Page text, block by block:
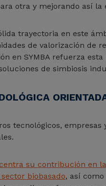
otra y mejorando así
trayectoria en este
de valorización de
en SYMBA refuerza
de simbiosis
tecnológicos,
centra su contribución en
biobasado, así